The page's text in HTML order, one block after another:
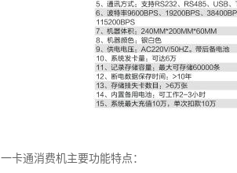
一卡通消费机主要功能特点：